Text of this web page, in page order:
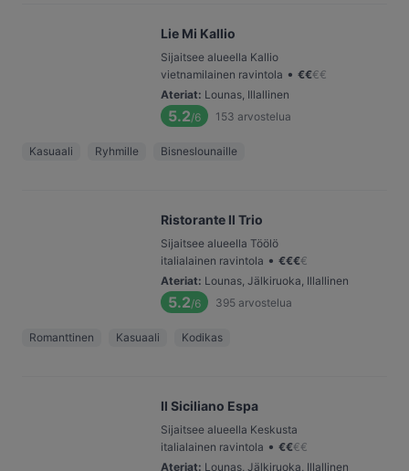
Lie Mi Kallio
Sijaitsee alueella Kallio
vietnamilainen ravintola • €€€€
Ateriat: Lounas, Illallinen
5.2/6 153 arvostelua
Kasuaali Ryhmille Bisneslounaille
Ristorante Il Trio
Sijaitsee alueella Töölö
italialainen ravintola • €€€€
Ateriat: Lounas, Jälkiruoka, Illallinen
5.2/6 395 arvostelua
Romanttinen Kasuaali Kodikas
Il Siciliano Espa
Sijaitsee alueella Keskusta
italialainen ravintola • €€€€
Ateriat: Lounas, Jälkiruoka, Illallinen